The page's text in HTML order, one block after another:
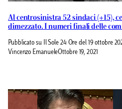
Al centrosinistra 52 sindaci (+15),
dimezzato. I numeri finali delle
Pubblicato su Il Sole 24 Ore del 19 ottobre
Vincenzo EmanueleOttobre 19, 2021